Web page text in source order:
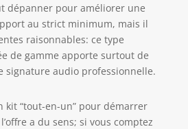
dépanner pour améliorer une
au strict minimum, mais il
raisonnables: ce type
de gamme apporte surtout de
signature audio professionnelle.
kit “tout-en-un” pour démarrer
a du sens; si vous comptez